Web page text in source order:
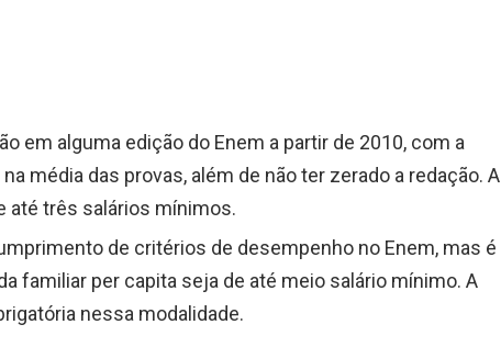
em alguma edição do Enem a partir de 2010, com a
média das provas, além de não ter zerado a redação. A
até três salários mínimos.
de critérios de desempenho no Enem, mas é
familiar per capita seja de até meio salário mínimo. A
nessa modalidade.